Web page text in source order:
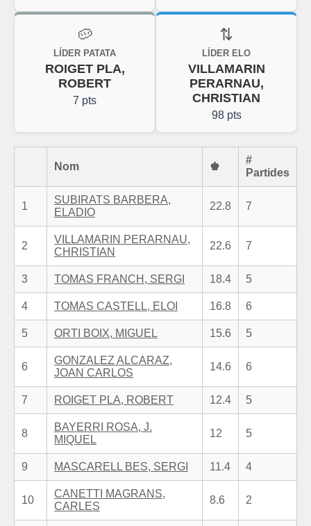
🥔
LÍDER PATATA
ROIGET PLA,
ROBERT
7 pts
⇅
LÍDER ELO
VILLAMARIN
PERARNAU,
CHRISTIAN
98 pts
Nom ♚
#
Partides
1
SUBIRATS BARBERA,
ELADIO
22.8 7
2
VILLAMARIN PERARNAU,
CHRISTIAN
22.6 7
3 TOMAS FRANCH, SERGI 18.4 5
4 TOMAS CASTELL, ELOI 16.8 6
5 ORTI BOIX, MIGUEL 15.6 5
6
GONZALEZ ALCARAZ,
JOAN CARLOS
14.6 6
7 ROIGET PLA, ROBERT 12.4 5
8
BAYERRI ROSA, J.
MIQUEL
12 5
9 MASCARELL BES, SERGI 11.4 4
10
CANETTI MAGRANS,
CARLES
8.6 2